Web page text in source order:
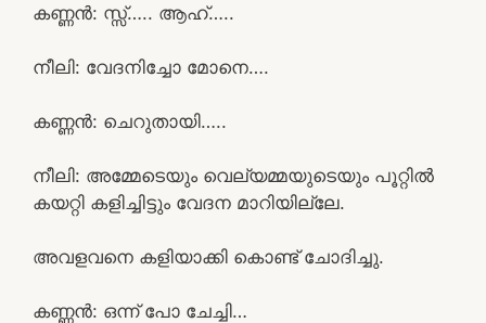
കണ്ണൻ: സ്സ്‌….. ആഹ്…..
നീലി: വേദനിച്ചോ മോനെ….
കണ്ണൻ: ചെറുതായി…..
നീലി: അമ്മേടെയും വെല്യമ്മയുടെയും പൂറ്റിൽ
കയറ്റി കളിച്ചിട്ടും വേദന മാറിയില്ലേ.
അവളവനെ കളിയാക്കി കൊണ്ട് ചോദിച്ചു.
കണ്ണൻ: ഒന്ന് പോ ചേച്ചി…